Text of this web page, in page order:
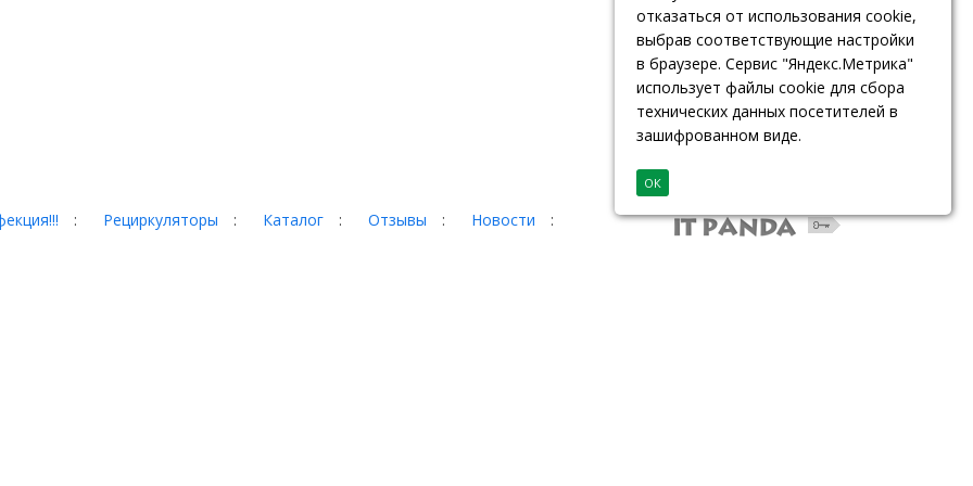
: Рециркуляторы : Каталог : Отзывы : Новости
:
отказаться от использования cookie,
выбрав соответствующие настройки
в браузере. Сервис "Яндекс.Метрика"
использует файлы cookie для сбора
технических данных посетителей в
зашифрованном виде.
ОК